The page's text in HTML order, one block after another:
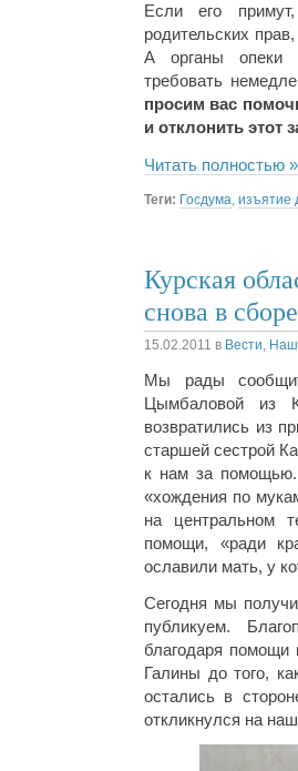
Если его
родительских
А органы опеки
требовать
просим вас
и отклонить этот
Читать полностью »
Теги: Госдума изъятие
Курская
снова в
15.02.2011 в Вести
Мы рады
Цымбаловой из
возвратились из
старшей сестрой
к нам за
«хождения по
на центральном
помощи, «ради
ославили мать, у
Сегодня мы
публикуем.
благодаря
Галины до того,
остались в
откликнулся на